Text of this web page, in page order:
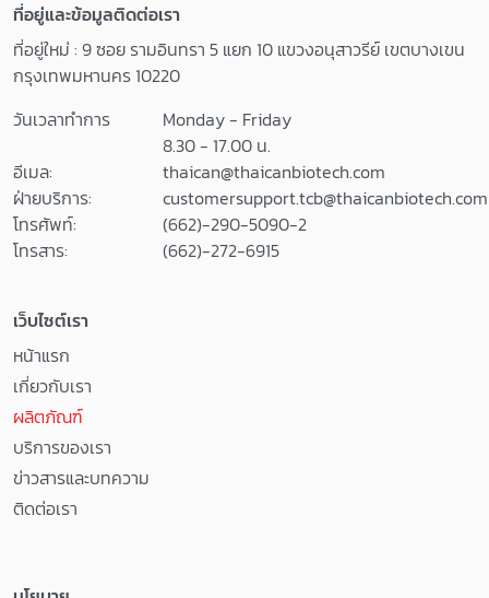
ที่อยู่และข้อมูลติดต่อเรา
ที่อยู่ใหม่ : 9 ซอย รามอินทรา 5 แยก 10 แขวงอนุสาวรีย์ เขตบางเขน
กรุงเทพมหานคร 10220
วันเวลาทำการ
Monday - Friday
8.30 - 17.00 น.
อีเมล:
thaican@thaicanbiotech.com
ฝ่ายบริการ:
customersupport.tcb@thaicanbiotech.com
โทรศัพท์:
(662)-290-5090-2
โทรสาร:
(662)-272-6915
เว็บไซต์เรา
หน้าแรก
เกี่ยวกับเรา
ผลิตภัณฑ์
บริการของเรา
ข่าวสารและบทความ
ติดต่อเรา